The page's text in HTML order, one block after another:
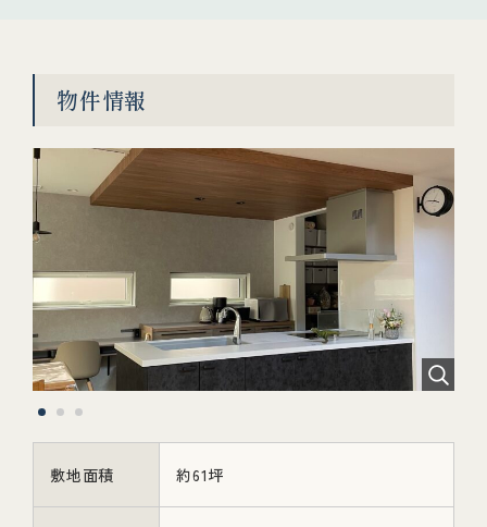
物件情報
敷地面積 約61坪